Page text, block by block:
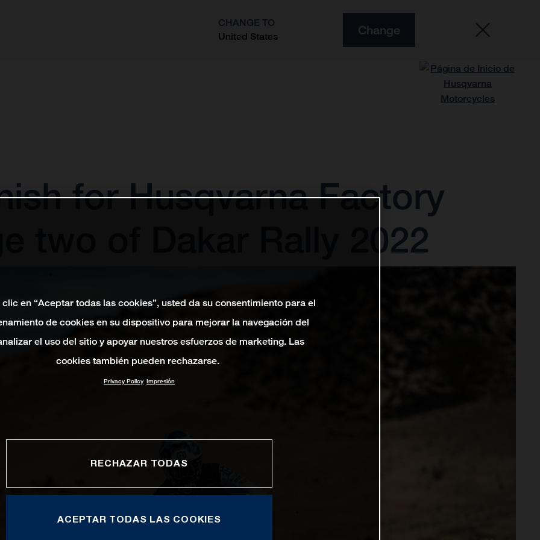
CHANGE TO
United States
Change
for Husqvarna Factory
two of Dakar Rally 2022
en “Aceptar todas las cookies”, usted da su consentimiento para el
de cookies en su dispositivo para mejorar la navegación del
el uso del sitio y apoyar nuestros esfuerzos de marketing. Las
cookies también pueden rechazarse.
Privacy Policy Impresión
RECHAZAR TODAS
ACEPTAR TODAS LAS COOKIES